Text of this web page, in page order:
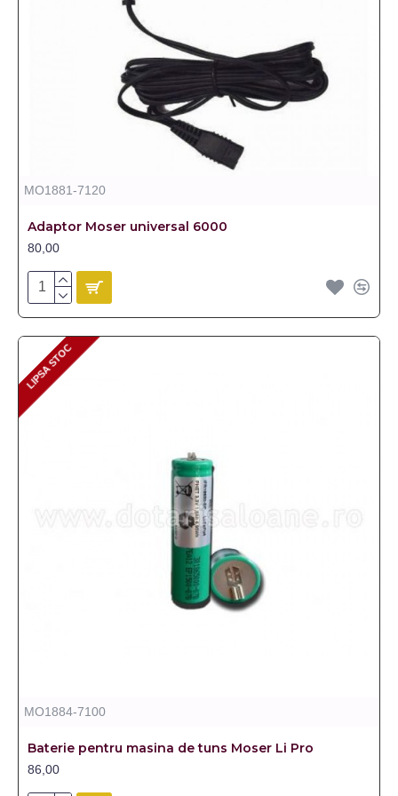
MO1881-7120
Adaptor Moser universal 6000
80,00
LIPSA STOC
LIPSA STOC
MO1884-7100
Baterie pentru masina de tuns Moser Li Pro
86,00